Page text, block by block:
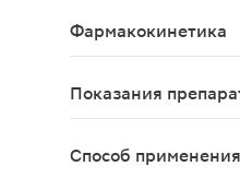
Фармакокинетика
Показания
Заболевания
Способ применения